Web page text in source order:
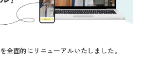
全面的にリニューアルいたしました。